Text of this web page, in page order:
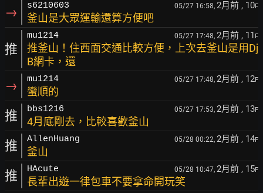
→ s6210603 05/27 16:58, 2月前 , 10F
釜山是大眾運輸還算方便吧
推
mu1214 05/27 17:48, 2月前 , 11 F
推釜山！住西面交通比較方便，上次去釜山是用Dj
B網卡，還
→ mu1214 05/27 17:48, 2月前 , 12F
蠻順的
推 bbs1216 05/27 17:53, 2月前 , 13F
4月底剛去，比較喜歡釜山
推 AllenHuang 05/28 00:22, 2月前 , 14F
釜山
推 HAcute 05/28 10:47, 2月前 , 15F
長輩出遊一律包車不要拿命開玩笑